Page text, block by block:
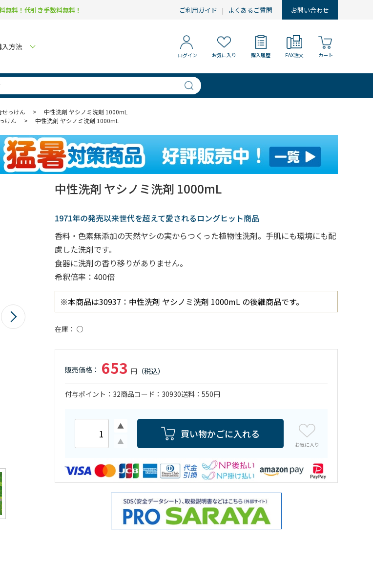
無料！代引き手数料無料！ ご利用ガイド よくあるご質問 お問い合わせ
入方法
ログイン お気に入り 購入履歴 FAX注文 カート
せっけん >
中性洗剤 ヤシノミ洗剤 1000mL
けん > 中性洗剤 ヤシノミ洗剤 1000mL
中性洗剤 ヤシノミ洗剤 1000mL
1971年の発売以来世代を超えて愛されるロングヒット商品
香料・色素無添加の天然ヤシの実からつくった植物性洗剤。手肌にも環境にも配
慮した洗剤です。
食器に洗剤の香り移りがありません。
希釈倍率：400倍
※本商品は30937：中性洗剤 ヤシノミ洗剤 1000mL の後継商品です。
在庫 ○
653
付与ポイント 32商品コード 30930送料 550円
買い物かごに入れる
お気に入り